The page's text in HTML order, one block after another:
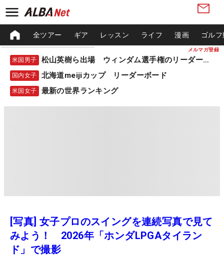
メルマガ登録
全ツアー ギア レッスン ライフ 漫画 ゴル
米国男子 松山英樹ら出場 ウィンダム選手権のリーダーボード
国内女子 北海道meijiカップ リーダーボード
米国女子 最新の世界ランキング
[写真] 女子プロのスイングを連続写真で見て
みよう！ 2026年「ホンダLPGAタイラン
ド」で撮影